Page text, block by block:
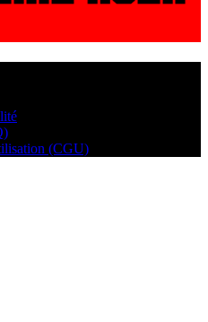
(CGU)